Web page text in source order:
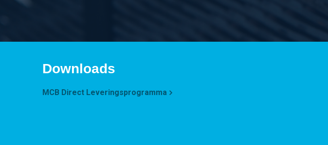
Downloads
MCB Direct Leveringsprogramma